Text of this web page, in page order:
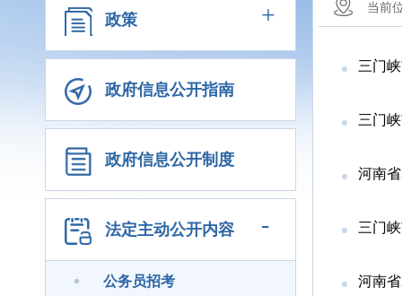
政策 +
政府信息公开指南
政府信息公开制度
法定主动公开内容 -
公务员招考
当前
三门
三门
河南
三门
河南省